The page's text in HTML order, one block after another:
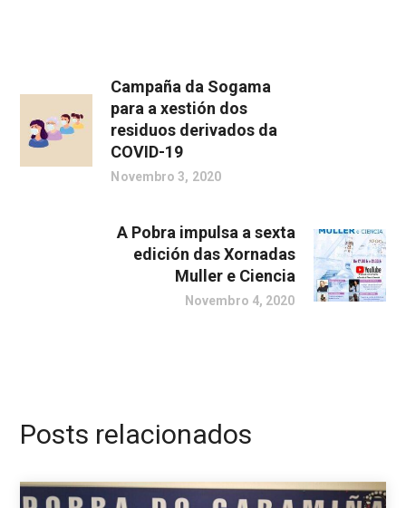
Campaña da Sogama
para a xestión dos
residuos derivados da
COVID-19
Novembro 3, 2020
A Pobra impulsa a sexta
edición das Xornadas
Muller e Ciencia
Novembro 4, 2020
Posts relacionados